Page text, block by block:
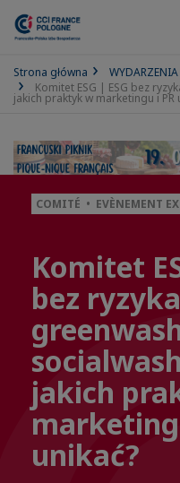
Strona główna WYDARZENIA
Komitet ESG | ESG bez
jakich praktyk w marketingu i PR
COMITÉ • EVÈNEMENT
Komitet
bez ryzyka
jakich
unikać?